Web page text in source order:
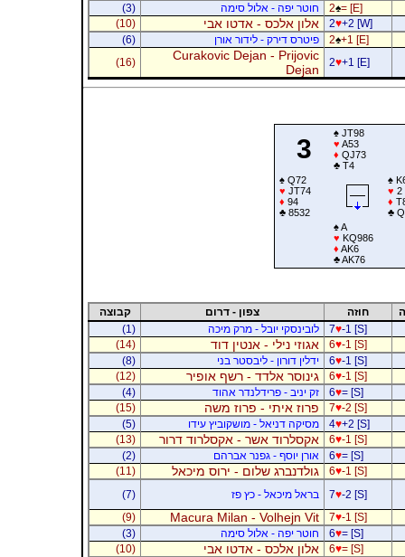
2♠= [E] חוטר יפה - אלול סימה
(3)
2♥+2 [W] אלון אלכס - אדטו אבי
(10)
2♠+1 [E] פיטרס דירק - לידור אורן
(6)
2♥+1 [E]
Curakovic Dejan - Prijovic
Dejan
(16)
3
♠JT98
♥ A53
♦ QJ73
♣T4
♠Q72
♥ JT74
♦ 94
♣8532
♠
♥ 2
♦
♣
♠A
♥ KQ986
♦ AK6
♣AK76
חוזה צפון - דרום
קבוצה
7♥-1 [S] לובינסקי יובל - מרק מיכה
(1)
6♥-1 [S] אגוזי נילי - אנטין דוד
(14)
6♥-1 [S] ידלין דורון - ליבסטר בני
(8)
6♥-1 [S] גינוסר אלדד - רשף אופיר
(12)
6♥= [S] זק יניב - פרידלנדר אהוד
(4)
7♥-2 [S] פרוז איתי - פרוז משה
(15)
4♥+2 [S] מסיקה דניאל - מושקוביץ עידו
(5)
6♥-1 [S] אקסלרוד אשר - אקסלרוד דרור
(13)
6♥= [S] אורן יוסף - גפנר אברהם
(2)
6♥-1 [S] גולדנברג שלום - ירוס מיכאל
(11)
7♥-2 [S] בראל מיכאל - כץ פז
(7)
7♥-1 [S]
Macura Milan - Volhejn Vit
(9)
6♥= [S] חוטר יפה - אלול סימה
(3)
6♥= [S] אלון אלכס - אדטו אבי
(10)